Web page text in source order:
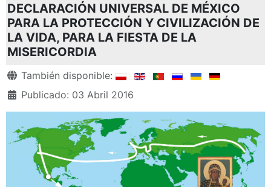
DECLARACIÓN UNIVERSAL DE MÉXICO
PARA LA PROTECCIÓN Y CIVILIZACIÓN DE
LA VIDA, PARA LA FIESTA DE LA
MISERICORDIA
Detalles
También disponible:
Publicado: 03 Abril 2016